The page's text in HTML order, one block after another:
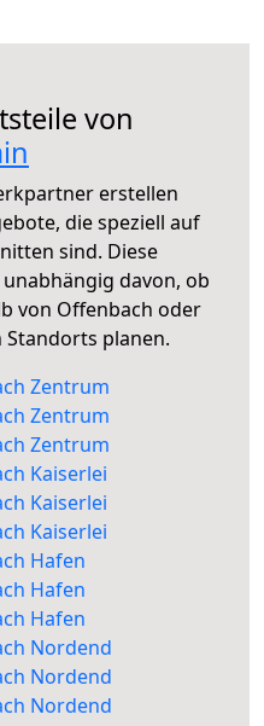
von
erstellen
die speziell auf
sind. Diese
davon, ob
von Offenbach oder
planen.
Zentrum
Zentrum
Zentrum
Kaiserlei
Kaiserlei
Kaiserlei
Hafen
Hafen
Hafen
Nordend
Nordend
Nordend